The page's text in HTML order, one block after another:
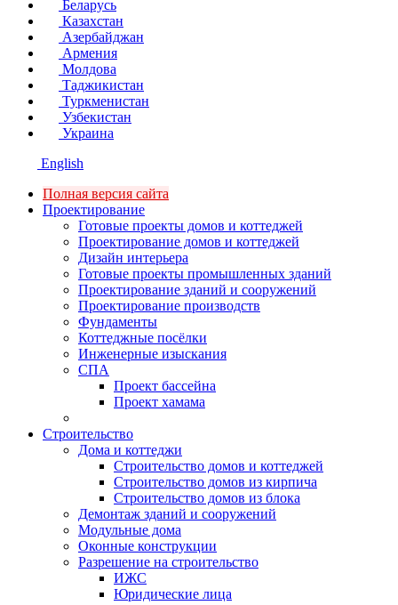
Беларусь
Казахстан
Азербайджан
Армения
Молдова
Таджикистан
Туркменистан
Узбекистан
Украина
English
Полная версия сайта
Проектирование
Готовые проекты домов и коттеджей
Проектирование домов и коттеджей
Дизайн интерьера
Готовые проекты промышленных зданий
Проектирование зданий и сооружений
Проектирование производств
Фундаменты
Коттеджные посёлки
Инженерные изыскания
СПА
Проект бассейна
Проект хамама
Строительство
Дома и коттеджи
Строительство домов и коттеджей
Строительство домов из кирпича
Строительство домов из блока
Демонтаж зданий и сооружений
Модульные дома
Оконные конструкции
Разрешение на строительство
ИЖС
Юридические лица